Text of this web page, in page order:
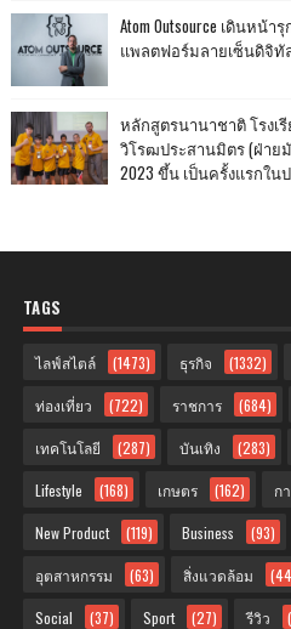
Atom Outsource เดินหน้า
แพลตฟอร์มลายเซ็นดิจิทั
หลักสูตรนานาชาติ โรง
วิโรฒประสานมิตร (ฝ่ายมัธ
2023 ขึ้น เป็นครั้งแรกใน
TAGS
ไลฟ์สไตล์ (1473) ธุรกิจ (1332)
ท่องเที่ยว (722) ราชการ (684)
เทคโนโลยี (287) บันเทิง (283)
Lifestyle (168) เกษตร (162) ก
New Product (119) Business (93)
อุตสาหกรรม (63) สิ่งแวดล้อม
Social (37) Sport (27) รีวิว